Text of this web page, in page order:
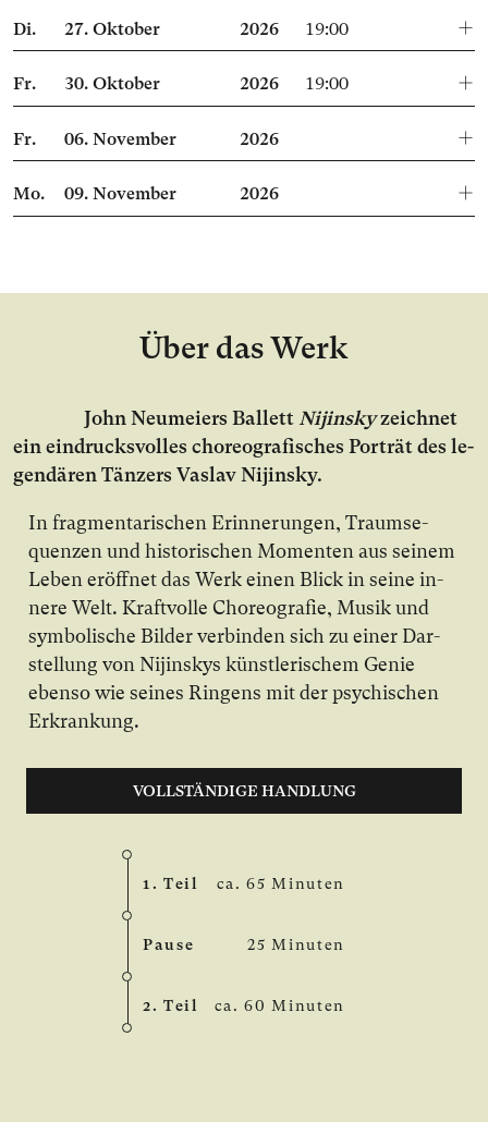
Di. 27.Oktober 2026 19:00
Fr. 30.Oktober 2026 19:00
Fr. 06.November 2026
Mo. 09.November 2026
Über das Werk
John Neumeiers Bal­lett Nijinskyzeich­net
ein ein­drucks­vol­les cho­reo­gra­fi­sches Por­trät des le­
gen­dä­ren Tän­zers Vaslav Nijinsky.
In frag­men­ta­ri­schen Er­in­ne­run­gen, Traum­se­
quen­zen und his­to­ri­schen Mo­men­ten aus sei­nem
Le­ben er­öff­net das Werk ei­nen Blick in sei­ne in­
ne­re Welt. Kraft­vol­le Cho­reo­gra­fie, Mu­sik und
sym­bo­li­sche Bil­der ver­bin­den sich zu ei­ner Dar­
stel­lung von Nijinskys künst­le­ri­schem Ge­nie
eben­so wie sei­nes Rin­gens mit der psy­chi­schen
Er­kran­kung.
VOLLSTÄNDIGE HANDLUNG
1. Teil ca. 65 Minuten
Pause 25 Minuten
2. Teil ca. 60 Minuten